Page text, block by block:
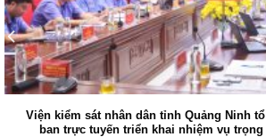
Viện kiểm sát nhân dân tỉnh Quảng Ninh
ban trực tuyến triển khai nhiệm vụ trọng